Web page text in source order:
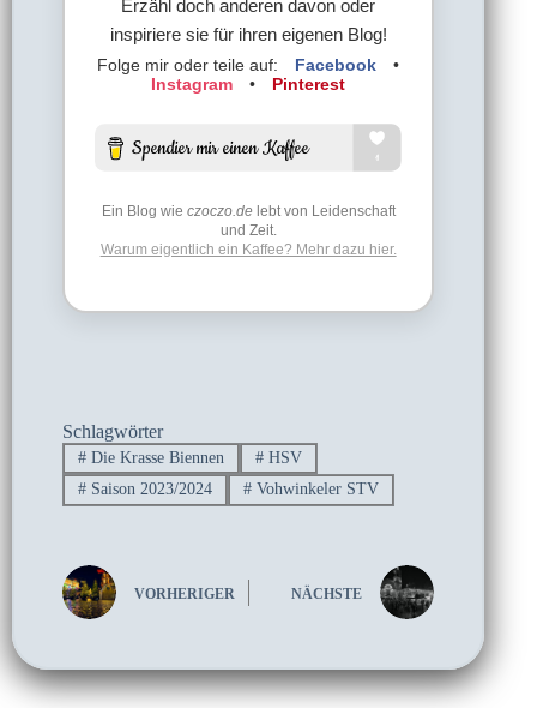
Erzähl doch anderen davon oder
inspiriere sie für ihren eigenen Blog!
Folge mir oder teile auf: Facebook
•
Instagram
• Pinterest
Ein Blog wie czoczo.delebt von Leidenschaft
und Zeit.
Warum eigentlich ein Kaffee? Mehr dazu hier.
Schlagwörter
#Die Krasse Biennen #HSV
#Saison 2023/2024 #Vohwinkeler STV
VORHERIGER NÄCHSTE